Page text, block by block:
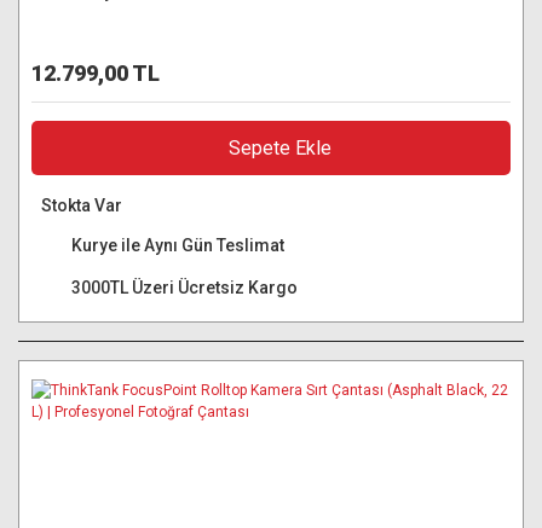
12.799,00 TL
Sepete Ekle
Stokta Var
Kurye ile Aynı Gün Teslimat
3000TL Üzeri Ücretsiz Kargo